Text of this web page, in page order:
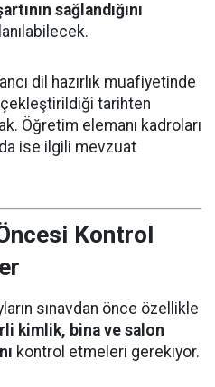
sağlandığını
dil hazırlık muafiyetinde
tarihten
Öğretim elemanı kadroları
ise ilgili mevzuat
Kontrol
sınavdan önce özellikle
kimlik, bina ve salon
kontrol etmeleri gerekiyor.